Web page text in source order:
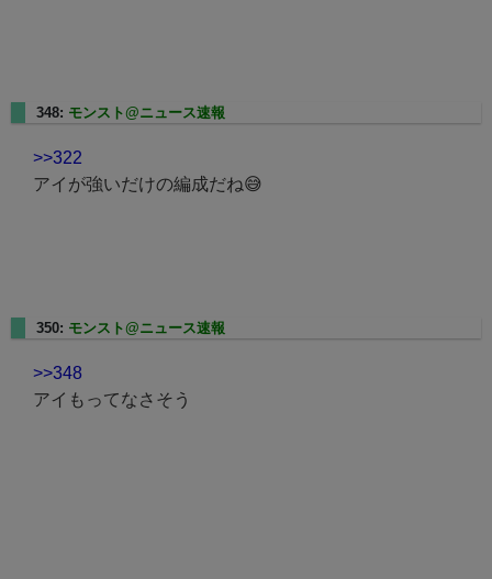
348: モンスト@ニュース速報
>>322
アイが強いだけの編成だね😅
350: モンスト@ニュース速報
>>348
アイもってなさそう